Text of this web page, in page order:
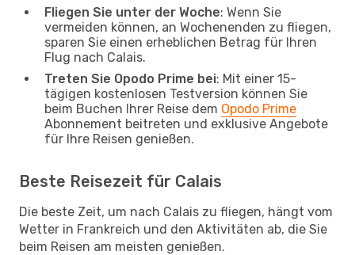
Fliegen Sie unter der Woche: Wenn Sie
vermeiden können, an Wochenenden zu fliegen,
sparen Sie einen erheblichen Betrag für Ihren
Flug nach Calais.
Treten Sie Opodo Prime bei: Mit einer 15-
tägigen kostenlosen Testversion können Sie
beim Buchen Ihrer Reise dem Opodo Prime
Abonnement beitreten und exklusive Angebote
für Ihre Reisen genießen.
Beste Reisezeit für Calais
Die beste Zeit, um nach Calais zu fliegen, hängt vom
Wetter in Frankreich und den Aktivitäten ab, die Sie
beim Reisen am meisten genießen.